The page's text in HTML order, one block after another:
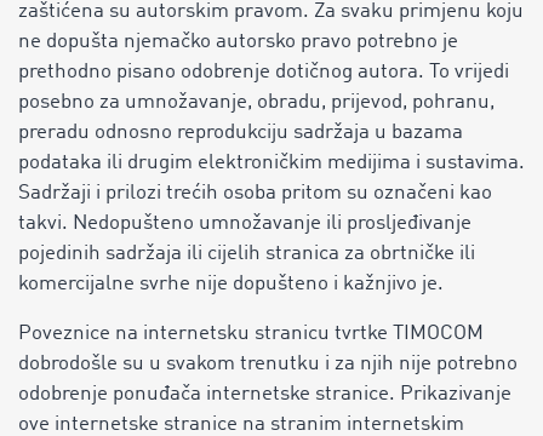
zaštićena su autorskim pravom. Za svaku primjenu koju
ne dopušta njemačko autorsko pravo potrebno je
prethodno pisano odobrenje dotičnog autora. To vrijedi
posebno za umnožavanje, obradu, prijevod, pohranu,
preradu odnosno reprodukciju sadržaja u bazama
podataka ili drugim elektroničkim medijima i sustavima.
Sadržaji i prilozi trećih osoba pritom su označeni kao
takvi. Nedopušteno umnožavanje ili prosljeđivanje
pojedinih sadržaja ili cijelih stranica za obrtničke ili
komercijalne svrhe nije dopušteno i kažnjivo je.
Poveznice na internetsku stranicu tvrtke TIMOCOM
dobrodošle su u svakom trenutku i za njih nije potrebno
odobrenje ponuđača internetske stranice. Prikazivanje
ove internetske stranice na stranim internetskim